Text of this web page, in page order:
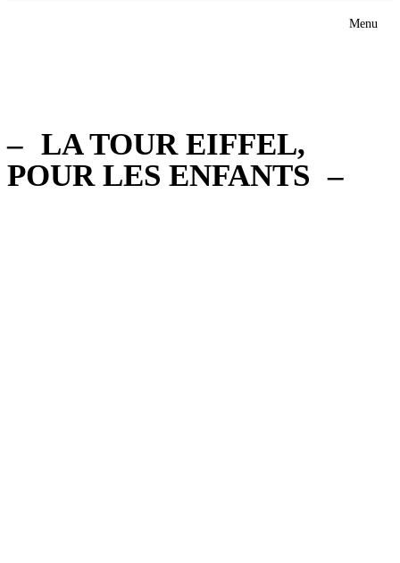
Menu
LA TOUR EIFFEL,
POUR LES ENFANTS